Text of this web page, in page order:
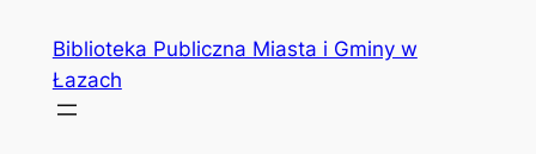
treści
Biblioteka Publiczna Miasta i Gminy w
Łazach